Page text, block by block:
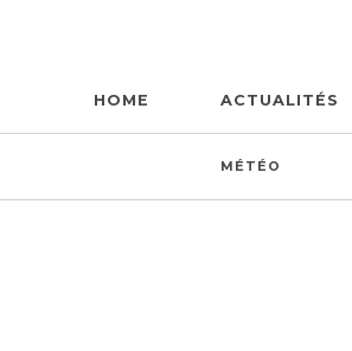
HOME ACTUALITÉS
MÉTÉO